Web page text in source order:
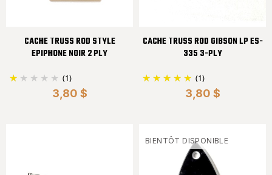
CACHE TRUSS ROD STYLE
EPIPHONE NOIR 2 PLY
(1)
3,80 $
CACHE TRUSS ROD GIBSON LP ES-
335 3-PLY
(1)
3,80 $
BIENTÔT DISPONIBLE